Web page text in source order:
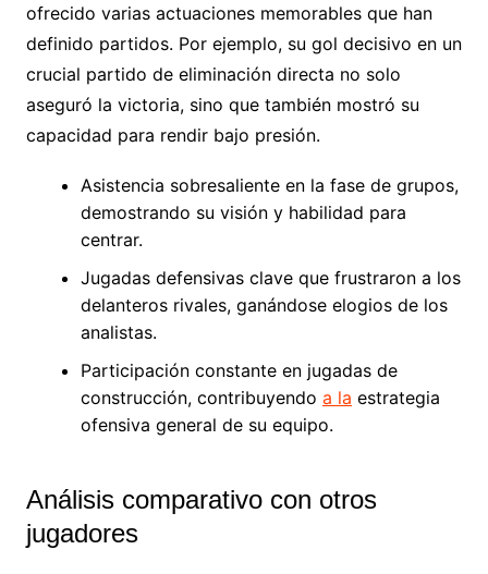
ofrecido varias actuaciones memorables que han
definido partidos. Por ejemplo, su gol decisivo en un
crucial partido de eliminación directa no solo
aseguró la victoria, sino que también mostró su
capacidad para rendir bajo presión.
Asistencia sobresaliente en la fase de grupos,
demostrando su visión y habilidad para
centrar.
Jugadas defensivas clave que frustraron a los
delanteros rivales, ganándose elogios de los
analistas.
Participación constante en jugadas de
construcción, contribuyendo a la estrategia
ofensiva general de su equipo.
Análisis comparativo con otros
jugadores